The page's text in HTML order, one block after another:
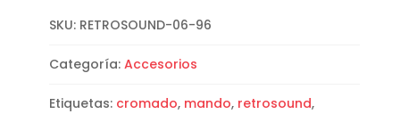
SKU: RETROSOUND-06-96
Categoría: Accesorios
Etiquetas: cromado, mando, retrosound,